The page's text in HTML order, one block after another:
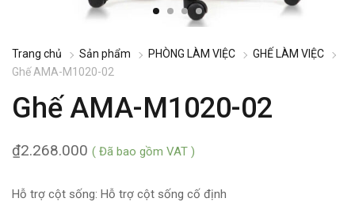
Trang chủ Sản phẩm PHÒNG LÀM VIỆC
GHẾ LÀM VIỆC
Ghế AMA-M1020-02
Ghế AMA-M1020-02
2.268.000
₫ ( Đã bao gồm VAT )
Hỗ trợ cột sống: Hỗ trợ cột sống cố định